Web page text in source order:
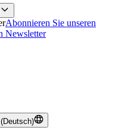
Abonnieren Sie unseren
Newsletter